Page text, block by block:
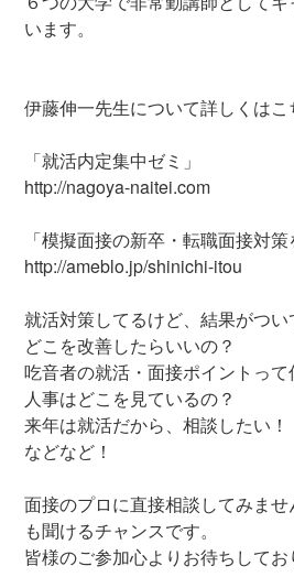
います。
伊藤伸一先生について詳しくは
「就活内定集中ゼミ」
http://nagoya-naitei.com
「模擬面接の新卒・転職面接対策
http://ameblo.jp/shinichi-itou
就活対策してるけど、結果がつ
どこを改善したらいいの？
吃音者の就活・面接ポイントって
人事はどこを見ているの？
来年は就活だから、相談したい！
などなど！
面接のプロに直接相談してみま
も聞けるチャンスです。
皆様のご参加心よりお待ちして